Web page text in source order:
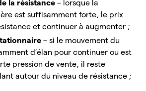
la résistance – lorsque la
est suffisamment forte, le prix
et continuer à augmenter ;
– si le mouvement du
d’élan pour continuer ou est
pression de vente, il reste
autour du niveau de résistance ;